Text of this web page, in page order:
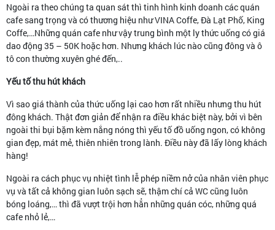
Ngoài ra theo chúng ta quan sát thì tinh hình kinh doanh các quán
cafe sang trọng và có thương hiệu như VINA Coffe, Đà Lạt Phố, King
Coffe,…Những quán cafe như vậy trung bình một ly thức uống có giá
dao động 35 – 50K hoặc hơn. Nhưng khách lúc nào cũng đông và ô
tô con thường xuyên ghé đến,..
Yếu tố thu hút khách
Vì sao giá thành của thức uống lại cao hơn rất nhiều nhưng thu hút
đông khách. Thật đơn giản để nhận ra điều khác biệt này, bởi vì bên
ngoài thi bụi bặm kèm nắng nóng thì yếu tố đồ uống ngon, có không
gian đẹp, mát mẻ, thiên nhiên trong lành. Điều này đã lấy lòng khách
hàng!
Ngoài ra cách phục vụ nhiệt tình lễ phép niềm nở của nhân viên phục
vụ và tất cả không gian luôn sạch sẽ, thậm chí cả WC cũng luôn
bóng loáng,… thì đã vượt trội hơn hẳn những quán cóc, những quá
cafe nhỏ lẻ,…